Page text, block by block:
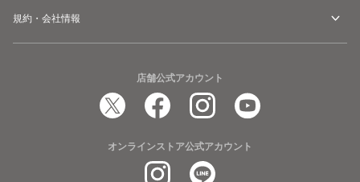
規約・会社情報
店舗公式アカウント
オンラインストア公式アカウント